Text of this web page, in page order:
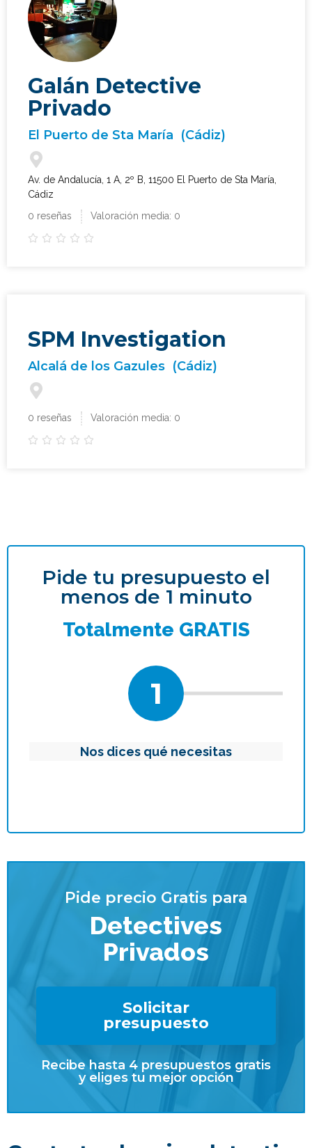
Galán Detective
Privado
El Puerto de Sta María (Cádiz)
Av. de Andalucía, 1 A, 2º B, 11500 El Puerto de Sta María,
Cádiz
0 reseñas
Valoración media: 0
    
SPM Investigation
Alcalá de los Gazules (Cádiz)
0 reseñas Valoración media: 0
    
Pide tu presupuesto el
menos de 1 minuto
Totalmente GRATIS
1
Nos dices qué necesitas
Pide precio Gratis para
Detectives
Privados
Solicitar
presupuesto
Recibe hasta 4 presupuestos gratis
y eliges tu mejor opción